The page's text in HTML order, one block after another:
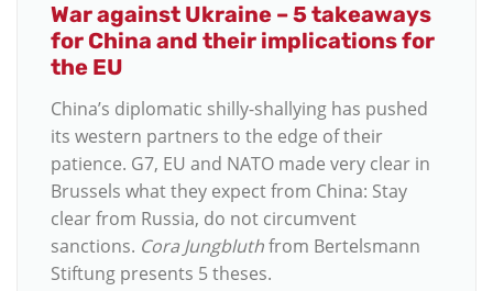
War against Ukraine – 5 takeaways
for China and their implications for
the EU
China’s diplomatic shilly-shallying has pushed
its western partners to the edge of their
patience. G7, EU and NATO made very clear in
Brussels what they expect from China: Stay
clear from Russia, do not circumvent
sanctions. Cora Jungbluthfrom Bertelsmann
Stiftung presents 5 theses.